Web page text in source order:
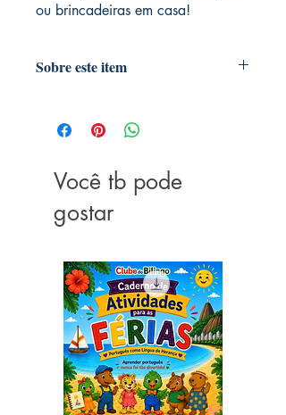
ou brincadeiras em casa!
Sobre este item
imaginação, criatividade, vocabulário
e coordenação motora"
boca
Para crianças à partir de 3 anos
Medidas: 23 a 27 cm
Material: Pelúcia
Você tb pode
gostar